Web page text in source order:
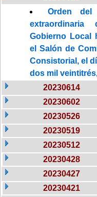
Orden
Gobierno Local
el Salón de
Consistorial, el
dos mil
20230614
20230602
20230526
20230519
20230512
20230428
20230427
20230421